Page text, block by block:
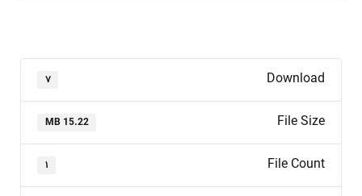
Download ۷
File Size
15.22 MB
File Count ۱